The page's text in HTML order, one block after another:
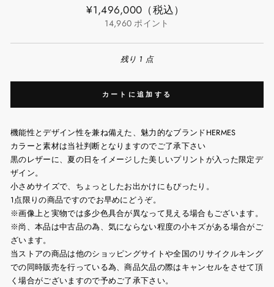
通
格
¥1,496,000 （税込）
14,960 ポイント
残り 1 点
カートに追加する
機能性とデザイン性を兼ね備えた、魅力的なブランドHERMES
カラーと素材は当社判断となりますのでご了承下さい
黒のレザーに、夏の日をイメージした美しいプリントが入った限定デ
ザイン。
小さめサイズで、ちょっとしたお出かけにもぴったり。
1点限りの商品ですのでお早めにどうぞ。
※画像上と実物では多少色具合が異なって見える場合もございます。
※尚、本品は中古品の為、気にならない程度の小キズがある場合がご
ざいます。
当ストアの商品は他のショッピングサイトや全国のリサイクルキング
での同時販売を行っている為、商品欠品の際はキャンセルをさせて頂
く場合がございますので予めご了承下さい。